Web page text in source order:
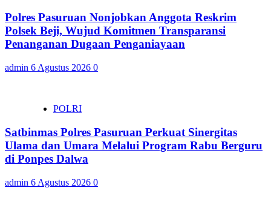
Polres Pasuruan Nonjobkan Anggota Reskrim
Polsek Beji, Wujud Komitmen Transparansi
Penanganan Dugaan Penganiayaan
admin 6 Agustus 2026 0
POLRI
Satbinmas Polres Pasuruan Perkuat Sinergitas
Ulama dan Umara Melalui Program Rabu Berguru
di Ponpes Dalwa
admin 6 Agustus 2026 0